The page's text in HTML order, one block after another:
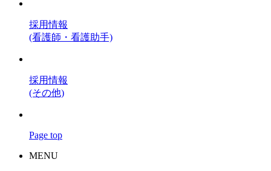
採用情報
(看護師・看護助手)
採用情報
(その他)
Page top
MENU